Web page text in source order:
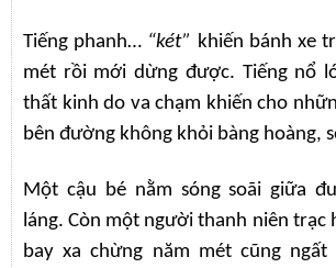
Tiếng phanh… “két” khiến bánh xe
mét rồi mới dừng được. Tiếng nổ
thất kinh do va chạm khiến cho
bên đường không khỏi bàng hoàng,
Một cậu bé nằm sóng soãi giữa
láng. Còn một người thanh niên trạc
bay xa chừng năm mét cũng ngất